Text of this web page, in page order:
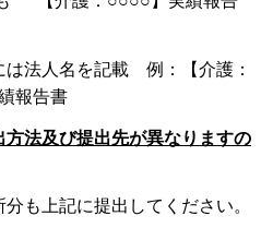
人名を記載 例：【介護：
報告書
法及び提出先が異なりますの
も上記に提出してください。